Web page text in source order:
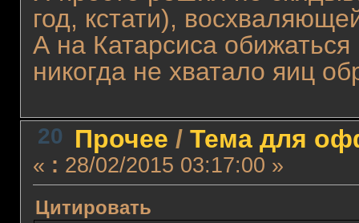
год, кстати),
А на Катарсиса обижаться
никогда не хватало яиц
20 Прочее / Тема для
« : 28/02/2015 03:17:00 »
Цитировать